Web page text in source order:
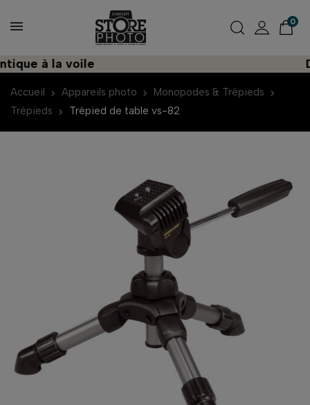
0
à la voile
Accueil Appareils photo
Monopodes & Trépieds
Trépieds
Trépied de table vs-82